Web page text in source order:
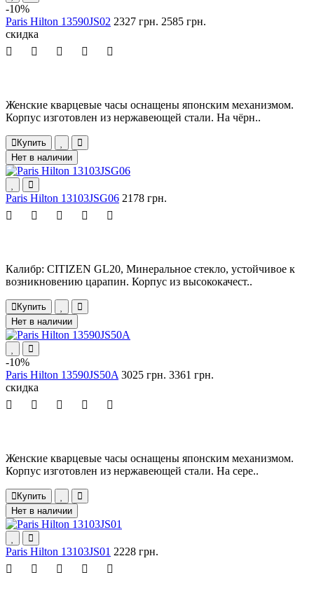
-10%
Paris Hilton 13590JS02 2327 грн. 2585 грн.
скидка
Женские кварцевые часы оснащены японским механизмом.
Корпус изготовлен из нержавеющей стали. На чёрн..
Купить
Нет в наличии
Paris Hilton 13103JSG06 2178 грн.
Калибр: CITIZEN GL20, Минеральное стекло, устойчивое к
возникновению царапин. Корпус из высококачест..
Купить
Нет в наличии
-10%
Paris Hilton 13590JS50A 3025 грн. 3361 грн.
скидка
Женские кварцевые часы оснащены японским механизмом.
Корпус изготовлен из нержавеющей стали. На сере..
Купить
Нет в наличии
Paris Hilton 13103JS01 2228 грн.